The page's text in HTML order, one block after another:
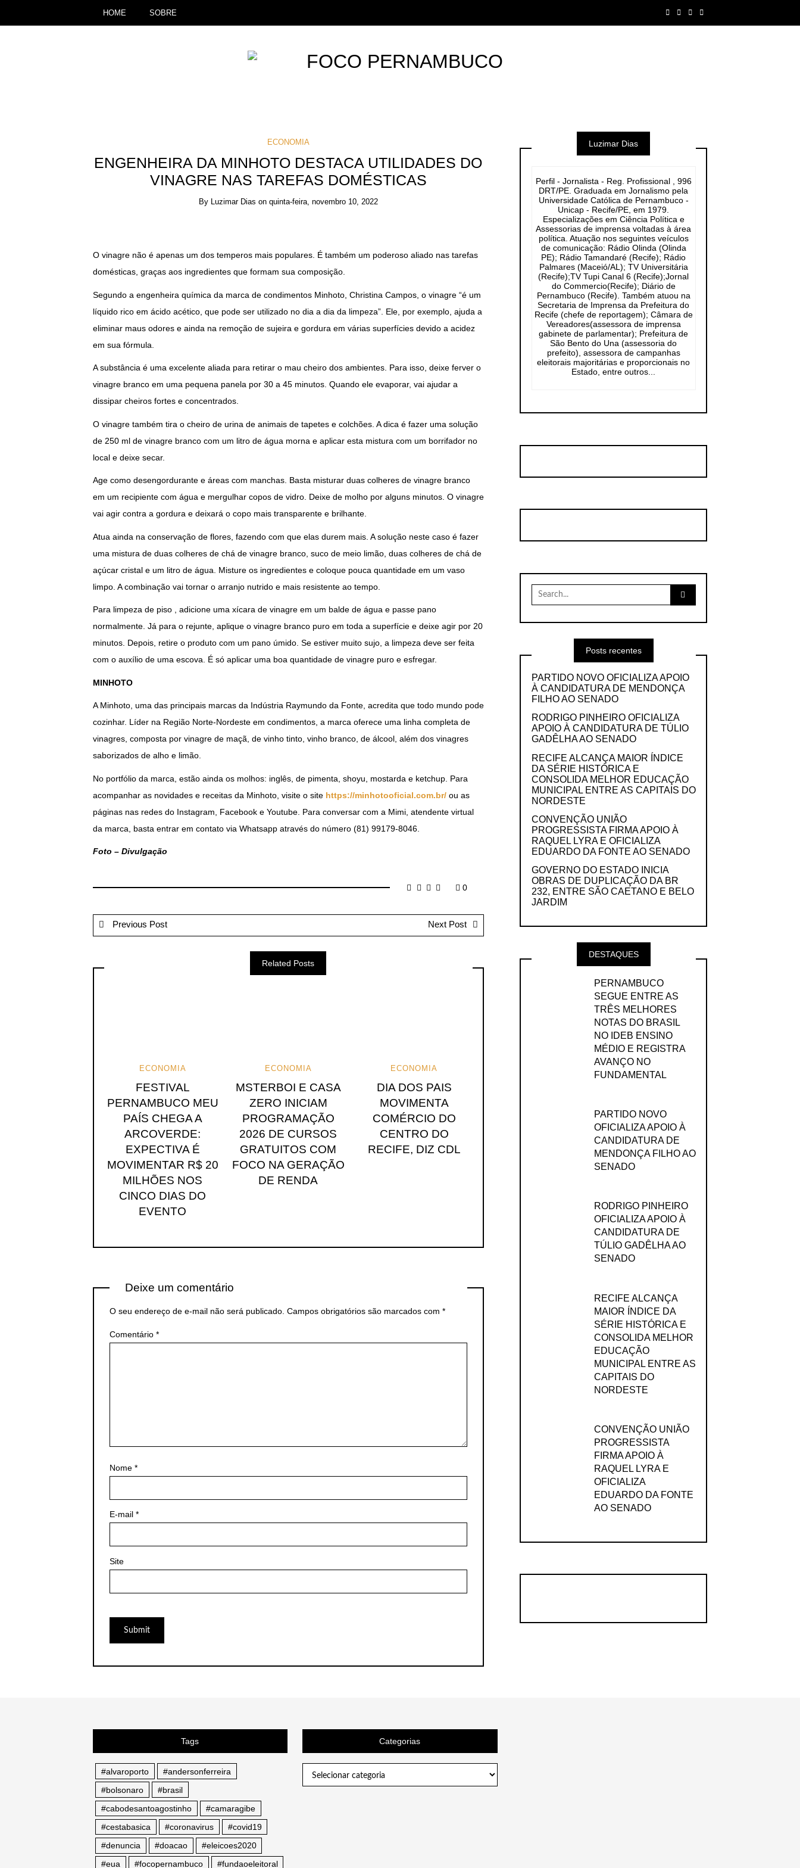
HOME SOBRE
ECONOMIA
ENGENHEIRA DA MINHOTO DESTACA UTILIDADES DO
VINAGRE NAS TAREFAS DOMÉSTICAS
By Luzimar Dias on quinta-feira, novembro 10, 2022
O vinagre não é apenas um dos temperos mais populares. É também um poderoso aliado nas tarefas
domésticas, graças aos ingredientes que formam sua composição.
Segundo a engenheira química da marca de condimentos Minhoto, Christina Campos, o vinagre “é um
líquido rico em ácido acético, que pode ser utilizado no dia a dia da limpeza”. Ele, por exemplo, ajuda a
eliminar maus odores e ainda na remoção de sujeira e gordura em várias superfícies devido a acidez
em sua fórmula.
A substância é uma excelente aliada para retirar o mau cheiro dos ambientes. Para isso, deixe ferver o
vinagre branco em uma pequena panela por 30 a 45 minutos. Quando ele evaporar, vai ajudar a
dissipar cheiros fortes e concentrados.
O vinagre também tira o cheiro de urina de animais de tapetes e colchões. A dica é fazer uma solução
de 250 ml de vinagre branco com um litro de água morna e aplicar esta mistura com um borrifador no
local e deixe secar.
Age como desengordurante e áreas com manchas. Basta misturar duas colheres de vinagre branco
em um recipiente com água e mergulhar copos de vidro. Deixe de molho por alguns minutos. O vinagre
vai agir contra a gordura e deixará o copo mais transparente e brilhante.
Atua ainda na conservação de flores, fazendo com que elas durem mais. A solução neste caso é fazer
uma mistura de duas colheres de chá de vinagre branco, suco de meio limão, duas colheres de chá de
açúcar cristal e um litro de água. Misture os ingredientes e coloque pouca quantidade em um vaso
limpo. A combinação vai tornar o arranjo nutrido e mais resistente ao tempo.
Para limpeza de piso , adicione uma xícara de vinagre em um balde de água e passe pano
normalmente. Já para o rejunte, aplique o vinagre branco puro em toda a superfície e deixe agir por 20
minutos. Depois, retire o produto com um pano úmido. Se estiver muito sujo, a limpeza deve ser feita
com o auxílio de uma escova. É só aplicar uma boa quantidade de vinagre puro e esfregar.
MINHOTO
A Minhoto, uma das principais marcas da Indústria Raymundo da Fonte, acredita que todo mundo pode
cozinhar. Líder na Região Norte-Nordeste em condimentos, a marca oferece uma linha completa de
vinagres, composta por vinagre de maçã, de vinho tinto, vinho branco, de álcool, além dos vinagres
saborizados de alho e limão.
No portfólio da marca, estão ainda os molhos: inglês, de pimenta, shoyu, mostarda e ketchup. Para
acompanhar as novidades e receitas da Minhoto, visite o site https://minhotooficial.com.br/ ou as
páginas nas redes do Instagram, Facebook e Youtube. Para conversar com a Mimi, atendente virtual
da marca, basta entrar em contato via Whatsapp através do número (81) 99179-8046.
Foto – Divulgação
0
Previous Post Next Post
Related Posts
ECONOMIA
FESTIVAL
PERNAMBUCO MEU
PAÍS CHEGA A
ARCOVERDE:
EXPECTIVA É
MOVIMENTAR R$ 20
MILHÕES NOS
CINCO DIAS DO
EVENTO
ECONOMIA
MSTERBOI E CASA
ZERO INICIAM
PROGRAMAÇÃO
2026 DE CURSOS
GRATUITOS COM
FOCO NA GERAÇÃO
DE RENDA
ECONOMIA
DIA DOS PAIS
MOVIMENTA
COMÉRCIO DO
CENTRO DO
RECIFE, DIZ CDL
Deixe um comentário
O seu endereço de e-mail não será publicado. Campos obrigatórios são marcados com *
Comentário *
Nome *
E-mail *
Site
Luzimar Dias
Perfil - Jornalista - Reg. Profissional , 996
DRT/PE. Graduada em Jornalismo pela
Universidade Católica de Pernambuco -
Unicap - Recife/PE, em 1979.
Especializações em Ciência Política e
Assessorias de imprensa voltadas à área
política. Atuação nos seguintes veículos
de comunicação: Rádio Olinda (Olinda
PE); Rádio Tamandaré (Recife); Rádio
Palmares (Maceió/AL); TV Universitária
(Recife);TV Tupi Canal 6 (Recife);Jornal
do Commercio(Recife); Diário de
Pernambuco (Recife). Também atuou na
Secretaria de Imprensa da Prefeitura do
Recife (chefe de reportagem); Câmara de
Vereadores(assessora de imprensa
gabinete de parlamentar); Prefeitura de
São Bento do Una (assessoria do
prefeito), assessora de campanhas
eleitorais majoritárias e proporcionais no
Estado, entre outros...
Search
for:
Posts recentes
PARTIDO NOVO OFICIALIZA APOIO
À CANDIDATURA DE MENDONÇA
FILHO AO SENADO
RODRIGO PINHEIRO OFICIALIZA
APOIO À CANDIDATURA DE TÚLIO
GADÊLHA AO SENADO
RECIFE ALCANÇA MAIOR ÍNDICE
DA SÉRIE HISTÓRICA E
CONSOLIDA MELHOR EDUCAÇÃO
MUNICIPAL ENTRE AS CAPITAIS DO
NORDESTE
CONVENÇÃO UNIÃO
PROGRESSISTA FIRMA APOIO À
RAQUEL LYRA E OFICIALIZA
EDUARDO DA FONTE AO SENADO
GOVERNO DO ESTADO INICIA
OBRAS DE DUPLICAÇÃO DA BR
232, ENTRE SÃO CAETANO E BELO
JARDIM
DESTAQUES
PERNAMBUCO
SEGUE ENTRE AS
TRÊS MELHORES
NOTAS DO BRASIL
NO IDEB ENSINO
MÉDIO E REGISTRA
AVANÇO NO
FUNDAMENTAL
PARTIDO NOVO
OFICIALIZA APOIO À
CANDIDATURA DE
MENDONÇA FILHO AO
SENADO
RODRIGO PINHEIRO
OFICIALIZA APOIO À
CANDIDATURA DE
TÚLIO GADÊLHA AO
SENADO
RECIFE ALCANÇA
MAIOR ÍNDICE DA
SÉRIE HISTÓRICA E
CONSOLIDA MELHOR
EDUCAÇÃO
MUNICIPAL ENTRE AS
CAPITAIS DO
NORDESTE
CONVENÇÃO UNIÃO
PROGRESSISTA
FIRMA APOIO À
RAQUEL LYRA E
OFICIALIZA
EDUARDO DA FONTE
AO SENADO
Tags
#alvaroporto
#andersonferreira
#bolsonaro
#brasil
#cabodesantoagostinho
#camaragibe
#cestabasica
#coronavirus
#covid19
#denuncia
#doacao
#eleicoes2020
#eua
#focopernambuco #fundaoeleitoral
Categorias